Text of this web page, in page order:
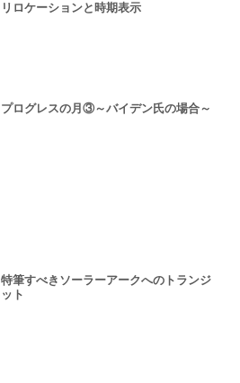
リロケーションと時期表示
プログレスの月③～バイデン氏の場合～
特筆すべきソーラーアークへのトランジ
ット